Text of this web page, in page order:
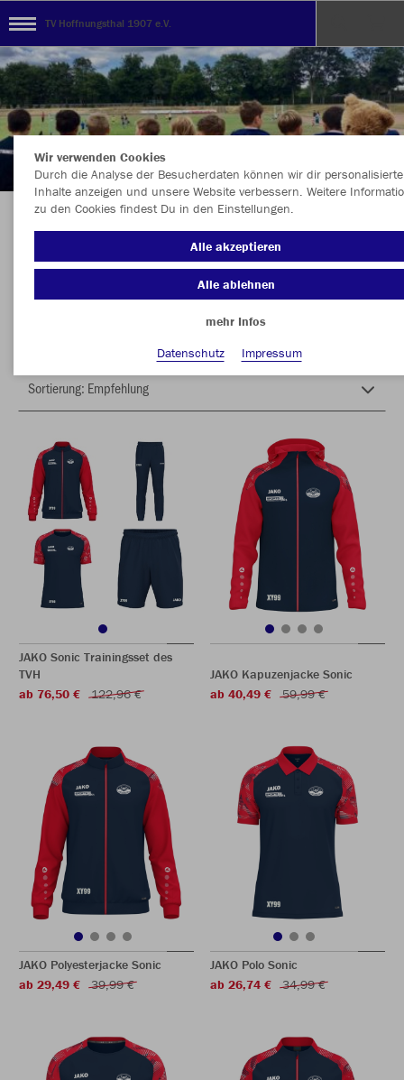
TV Hoffnungsthal 1907 e.V.
TEAMSHOP - TV HOFFNUNGSTHAL 07 e.V.
Farbe
JAKO Sonic Trainingsset des
TVH
ab 76,50 €
122,96 €
JAKO Kapuzenjacke Sonic
ab 40,49 €
59,99 €
JAKO Polyesterjacke Sonic
ab 29,49 €
39,99 €
JAKO Polo Sonic
ab 26,74 €
34,99 €
Wir verwenden Cookies
Durch die Analyse der Besucherdaten können wir dir personalisierte
Inhalte anzeigen und unsere Website verbessern. Weitere
zu den Cookies findest Du in den Einstellungen.
Alle akzeptieren
Alle ablehnen
mehr Infos
Datenschutz
Impressum